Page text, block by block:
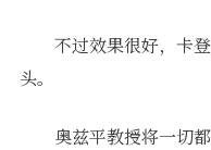
不过效果很好，卡
头。
奥兹平教授将一切